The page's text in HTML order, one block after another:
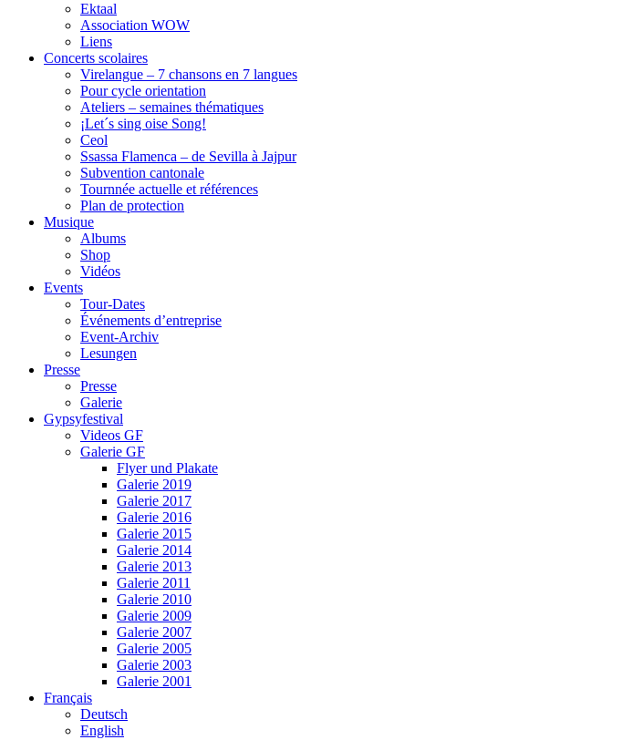
Ektaal
Association WOW
Liens
Concerts scolaires
Virelangue – 7 chansons en 7 langues
Pour cycle orientation
Ateliers – semaines thématiques
¡Let´s sing oise Song!
Ceol
Ssassa Flamenca – de Sevilla à Jajpur
Subvention cantonale
Tournnée actuelle et références
Plan de protection
Musique
Albums
Shop
Vidéos
Events
Tour-Dates
Événements d’entreprise
Event-Archiv
Lesungen
Presse
Presse
Galerie
Gypsyfestival
Videos GF
Galerie GF
Flyer und Plakate
Galerie 2019
Galerie 2017
Galerie 2016
Galerie 2015
Galerie 2014
Galerie 2013
Galerie 2011
Galerie 2010
Galerie 2009
Galerie 2007
Galerie 2005
Galerie 2003
Galerie 2001
Français
Deutsch
English